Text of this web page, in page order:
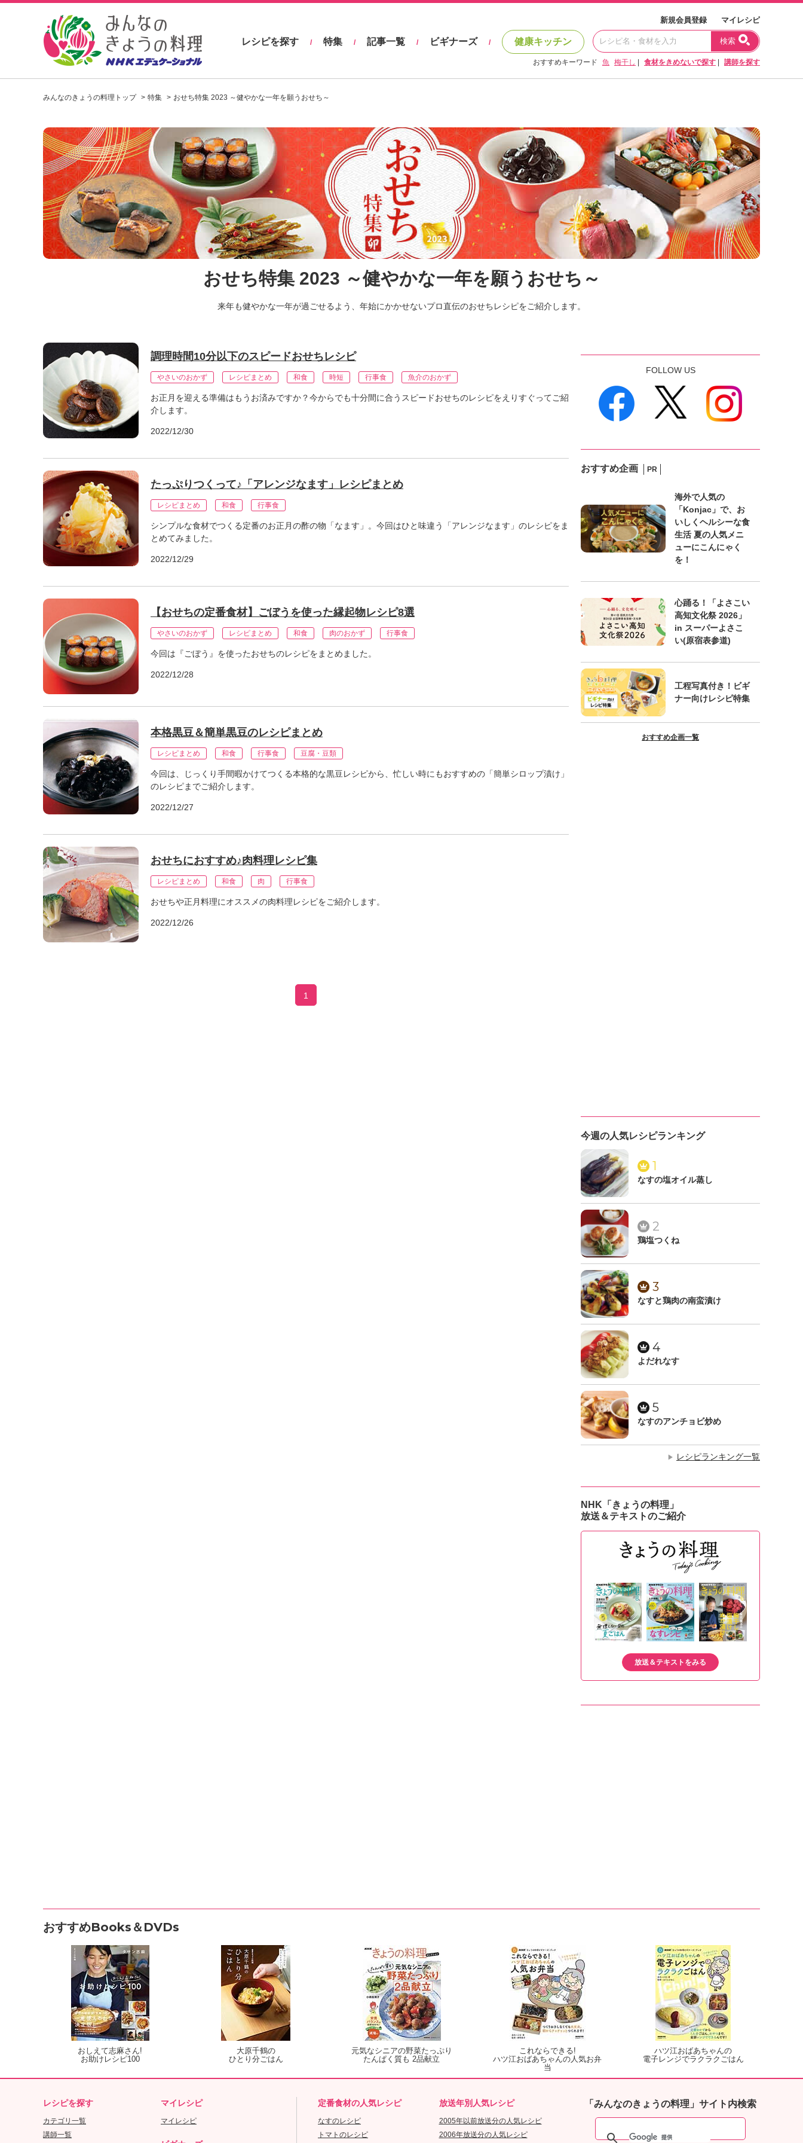
し
シ
ピ
を
見
つ
け
よ
う
。
N
H
K
エ
シ
ョ
ナ
「
う
の
料
理
」
新規会員登録 マイレシピ
レシピを探す / 特集 / 記事一覧 / ビギナーズ / 健康キッチン 検索
おすすめキーワード 魚 梅干し 食材をきめないで探す 講師を探す
みんなのきょうの料理トップ 特集 おせち特集 2023 ～健やかな一年を願うおせち～
おせち特集 2023 ～健やかな一年を願うおせち～
来年も健やかな一年が過ごせるよう、年始にかかせないプロ直伝のおせちレシピをご紹介します。
調理時間10分以下のスピードおせちレシピ
やさいのおかず レシピまとめ 和食 時短 行事食 魚介のおかず
お正月を迎える準備はもうお済みですか？今からでも十分間に合うスピードおせちのレシピをえりすぐってご紹
介します。
2022/12/30
たっぷりつくって♪「アレンジなます」レシピまとめ
レシピまとめ 和食 行事食
シンプルな食材でつくる定番のお正月の酢の物「なます」。今回はひと味違う「アレンジなます」のレシピをま
とめてみました。
2022/12/29
【おせちの定番食材】ごぼうを使った縁起物レシピ8選
やさいのおかず レシピまとめ 和食 肉のおかず 行事食
今回は『ごぼう』を使ったおせちのレシピをまとめました。
2022/12/28
本格黒豆＆簡単黒豆のレシピまとめ
レシピまとめ 和食 行事食 豆腐・豆類
今回は、じっくり手間暇かけてつくる本格的な黒豆レシピから、忙しい時にもおすすめの「簡単シロップ漬け」
のレシピまでご紹介します。
2022/12/27
おせちにおすすめ♪肉料理レシピ集
レシピまとめ 和食 肉 行事食
おせちや正月料理にオススメの肉料理レシピをご紹介します。
2022/12/26
1
FOLLOW US
おすすめ企画 PR
海外で人気の
「Konjac」で、お
いしくヘルシーな食
生活 夏の人気メニ
ューにこんにゃく
を！
心踊る！「よさこい
高知文化祭 2026」
in スーパーよさこ
い(原宿表参道)
工程写真付き！ビギ
ナー向けレシピ特集
おすすめ企画一覧
今週の人気レシピランキング
1
なすの塩オイル蒸し
2
鶏塩つくね
3
なすと鶏肉の南蛮漬け
4
よだれなす
5
なすのアンチョビ炒め
▶ レシピランキング一覧
NHK「きょうの料理」
放送＆テキストのご紹介
放送＆テキストをみる
おすすめBooks＆DVDs
おしえて志麻さん!
お助けレシピ100
大原千鶴の
ひとり分ごはん
元気なシニアの野菜たっぷり
たんぱく質も 2品献立
これならできる!
ハツ江おばあちゃんの人気お弁
当
ハツ江おばあちゃんの
電子レンジでラクラクごはん
レシピを探す
カテゴリ一覧
講師一覧
マイレシピ
マイレシピ
定番食材の人気レシピ
なすのレシピ
トマトのレシピ
放送年別人気レシピ
2005年以前放送分の人気レシピ
2006年放送分の人気レシピ
「みんなのきょうの料理」サイト内検索